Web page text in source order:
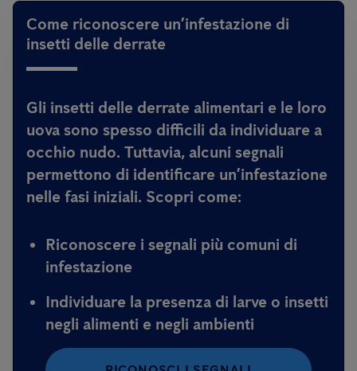
Come riconoscere un’infestazione di
insetti delle derrate
Gli insetti delle derrate alimentari e le loro
uova sono spesso difficili da individuare a
occhio nudo. Tuttavia, alcuni segnali
permettono di identificare un’infestazione
nelle fasi iniziali. Scopri come:
Riconoscere i segnali più comuni di
infestazione
Individuare la presenza di larve o insetti
negli alimenti e negli ambienti